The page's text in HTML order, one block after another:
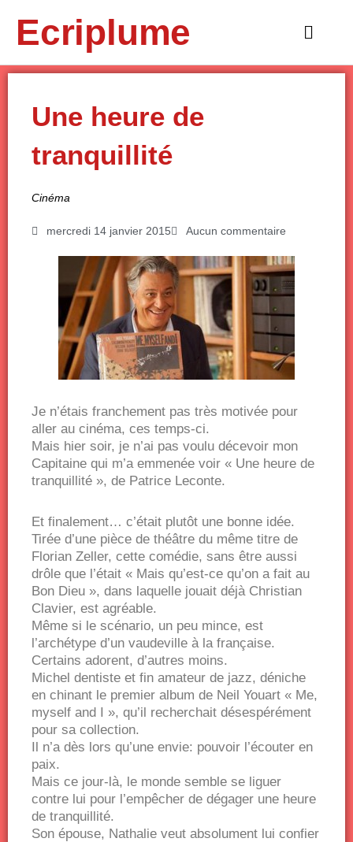
contenuEcriplume
Main
Une heure de
tranquillité
Cinéma
mercredi 14 janvier 2015 Aucun commentaire
Je n’étais franchement pas très motivée pour
aller au cinéma, ces temps-ci.
Mais hier soir, je n’ai pas voulu décevoir mon
Capitaine qui m’a emmenée voir « Une heure de
tranquillité », de Patrice Leconte.
Et finalement… c’était plutôt une bonne idée.
Tirée d’une pièce de théâtre du même titre de
Florian Zeller, cette comédie, sans être aussi
drôle que l’était « Mais qu’est-ce qu’on a fait au
Bon Dieu », dans laquelle jouait déjà Christian
Clavier, est agréable.
Même si le scénario, un peu mince, est
l’archétype d’un vaudeville à la française.
Certains adorent, d’autres moins.
Michel dentiste et fin amateur de jazz, déniche
en chinant le premier album de Neil Youart « Me,
myself and I », qu’il recherchait désespérément
pour sa collection.
Il n’a dès lors qu’une envie: pouvoir l’écouter en
paix.
Mais ce jour-là, le monde semble se liguer
contre lui pour l’empêcher de dégager une heure
de tranquillité.
Son épouse, Nathalie veut absolument lui confier